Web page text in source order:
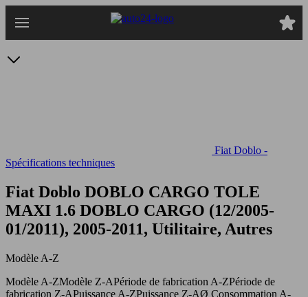
au
Fiat Doblo -
Spécifications techniques
Fiat Doblo DOBLO CARGO TOLE
MAXI 1.6 DOBLO CARGO (12/2005-
01/2011), 2005-2011, Utilitaire, Autres
Modèle A-Z
Modèle A-ZModèle Z-APériode de fabrication A-ZPériode de
fabrication Z-APuissance A-ZPuissance Z-AØ Consommation A-